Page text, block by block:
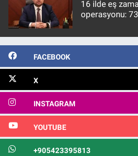
16 ilde eş
operasyonu: 73
FACEBOOK
X
INSTAGRAM
YOUTUBE
+905423395813